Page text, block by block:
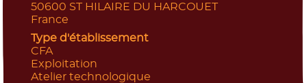
50600 ST HILAIRE DU HARCOUET
France
Type d'établissement
CFA
Exploitation
Atelier technologique